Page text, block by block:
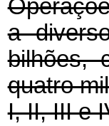
a
bilhões,
quatro
I, II, III e